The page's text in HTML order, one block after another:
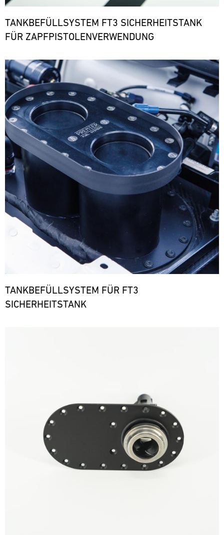
TANKBEFÜLLSYSTEM FT3 SICHERHEITSTANK
FÜR ZAPFPISTOLENVERWENDUNG
Bild
TANKBEFÜLLSYSTEM FÜR FT3
SICHERHEITSTANK